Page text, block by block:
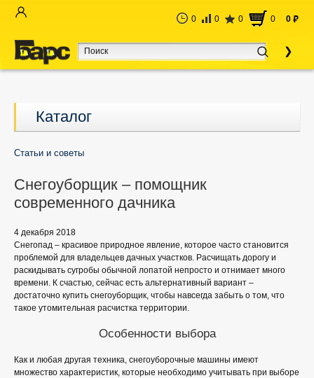
0 0 0 0 0 руб
Каталог
Статьи и советы
Снегоуборщик – помощник
современного дачника
4 декабря 2018
Снегопад – красивое природное явление, которое часто становится
проблемой для владельцев дачных участков. Расчищать дорогу и
раскидывать сугробы обычной лопатой непросто и отнимает много
времени. К счастью, сейчас есть альтернативный вариант –
достаточно купить снегоуборщик, чтобы навсегда забыть о том, что
такое утомительная расчистка территории.
Особенности выбора
Как и любая другая техника, снегоуборочные машины имеют
множество характеристик, которые необходимо учитывать при выборе